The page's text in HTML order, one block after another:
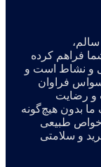
فراهم کرده
و نشاط است و
فراوان
و رضایت
بدون هیچ‌گونه
خواص طبیعی
و سلامتی